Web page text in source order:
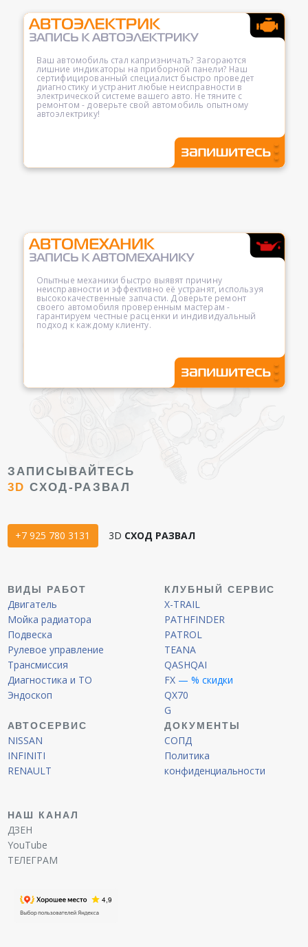
Ваш автомобиль стал капризничать? Загораются
лишние индикаторы на приборной панели? Наш
сертифицированный специалист быстро проведет
диагностику и устранит любые неисправности в
электрической системе вашего авто. Не тяните с
ремонтом - доверьте свой автомобиль опытному
автоэлектрику!
Опытные механики быстро выявят причину
неисправности и эффективно её устранят, используя
высококачественные запчасти. Доверьте ремонт
своего автомобиля проверенным мастерам -
гарантируем честные расценки и индивидуальный
подход к каждому клиенту.
ЗАПИСЫВАЙТЕСЬ
3D СХОД-РАЗВАЛ
+7 925 780 3131 3D СХОД РАЗВАЛ
ВИДЫ РАБОТ
Двигатель
Мойка радиатора
Подвеска
Рулевое управление
Трансмиссия
Диагностика и ТО
Эндоскоп
КЛУБНЫЙ СЕРВИС
X-TRAIL
PATHFINDER
PATROL
TEANA
QASHQAI
FX — % скидки
QX70
G
АВТОСЕРВИС
NISSAN
INFINITI
RENAULT
ДОКУМЕНТЫ
СОПД
Политика
конфиденциальности
НАШ КАНАЛ
ДЗЕН
YouTube
ТЕЛЕГРАМ